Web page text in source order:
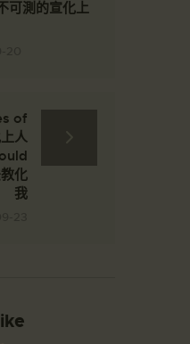
可測的宣化上
of
人
化
我